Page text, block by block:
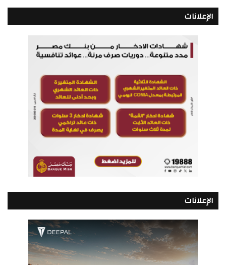
الإعلانات
الإعلانات